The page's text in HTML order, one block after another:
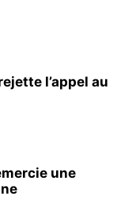
l’appel au
une